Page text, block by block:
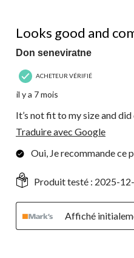
Looks good and
Don seneviratne
ACHETEUR VÉRIFIÉ
il y a 7 mois
It’s not fit to my size and did
Traduire avec Google
Oui, Je recommande ce
Produit testé : 2025-
Affiché